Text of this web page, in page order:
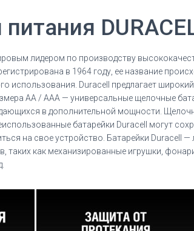
лидером по производству
в 1964 году, ее название
использования. Duracell предлагает
AA / AAA — универсальные щелочные
в дополнительной мощности.
батарейки Duracell могут
на свое устройство. Батарейки Duracell
таких как механизированные игрушки,